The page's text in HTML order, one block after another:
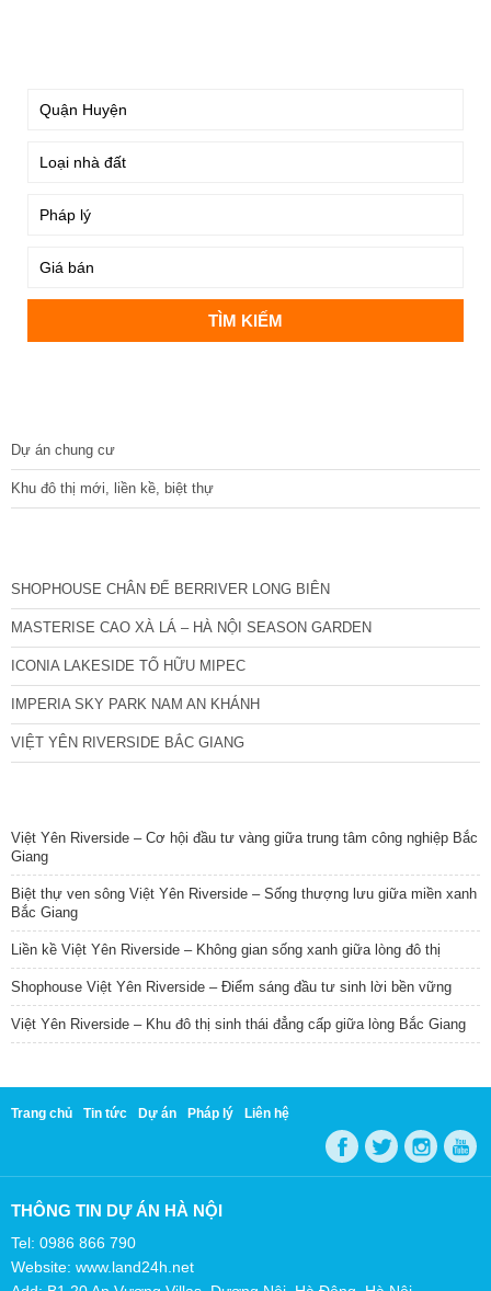
Dự án chung cư
Khu đô thị mới, liền kề, biệt thự
SHOPHOUSE CHÂN ĐẾ BERRIVER LONG BIÊN
MASTERISE CAO XÀ LÁ – HÀ NỘI SEASON GARDEN
ICONIA LAKESIDE TỐ HỮU MIPEC
IMPERIA SKY PARK NAM AN KHÁNH
VIỆT YÊN RIVERSIDE BẮC GIANG
Việt Yên Riverside – Cơ hội đầu tư vàng giữa trung tâm công nghiệp Bắc
Giang
Biệt thự ven sông Việt Yên Riverside – Sống thượng lưu giữa miền xanh
Bắc Giang
Liền kề Việt Yên Riverside – Không gian sống xanh giữa lòng đô thị
Shophouse Việt Yên Riverside – Điểm sáng đầu tư sinh lời bền vững
Việt Yên Riverside – Khu đô thị sinh thái đẳng cấp giữa lòng Bắc Giang
Trang chủ Tin tức Dự án Pháp lý Liên hệ
THÔNG TIN DỰ ÁN HÀ NỘI
Tel: 0986 866 790
Website: www.land24h.net